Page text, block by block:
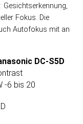
Gesichtserkennung,
Fokus. Die
Autofokus mit an
DC-S5D
-6 bis 20